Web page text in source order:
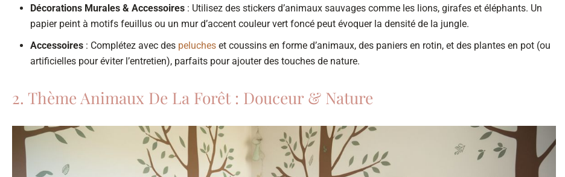
Décorations Murales & Accessoires : Utilisez des stickers d’animaux sauvages comme les lions, girafes et éléphants. Un
papier peint à motifs feuillus ou un mur d’accent couleur vert foncé peut évoquer la densité de la jungle.
Accessoires : Complétez avec des peluches et coussins en forme d’animaux, des paniers en rotin, et des plantes en pot (ou
artificielles pour éviter l’entretien), parfaits pour ajouter des touches de nature.
2. Thème Animaux De La Forêt : Douceur & Nature